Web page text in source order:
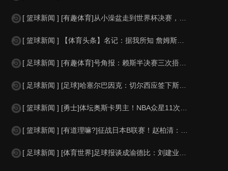
[ 篮球新闻 ] [有趣体育]从小澡盆走到世界杯决赛，金童梅西与婴孩亚马尔的旷
[ 篮球新闻 ] 【体育头条】名记：据我所知 詹姆斯正在接近做出决定 最早可能
[ 足球新闻 ] [有趣体育]号角报：赖斯半决赛三次捂嘴交谈，在社媒引发热议以
[ 足球新闻 ] [足球]哈塞尔巴因克：切尔西应签下斯通斯，无欧战他能有充足的
[ 篮球新闻 ] [勇士]体坛奥斯卡男主！NBA众星11次夺魁 乔詹库杜上榜
[ 篮球新闻 ] [有道理嘛?]征战日本B联赛！赵柏清：没有选择就是最好的选择
[ 足球新闻 ] [体育世界]足球报谈成渝德比：刘建业战术布置极具针对性，年轻